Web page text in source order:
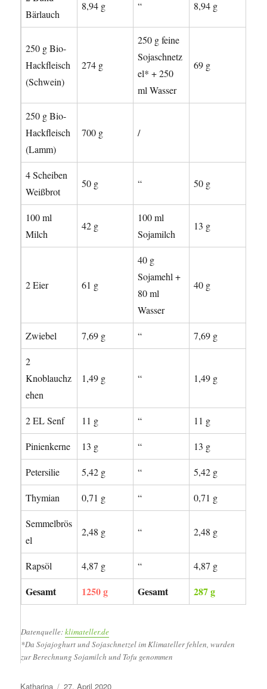
Bärlauch
8,94 g “ 8,94 g
250 g Bio-
Hackfleisch
(Schwein)
274 g
250 g feine
Sojaschnetz
el* + 250
ml Wasser
69 g
250 g Bio-
Hackfleisch
(Lamm)
700 g /
4 Scheiben
Weißbrot
50 g “ 50 g
100 ml
Milch
42 g
100 ml
Sojamilch
13 g
2 Eier 61 g
40 g
Sojamehl +
80 ml
Wasser
40 g
Zwiebel 7,69 g “ 7,69 g
2
Knoblauchz
ehen
1,49 g “ 1,49 g
2 EL Senf 11 g “ 11 g
Pinienkerne 13 g “ 13 g
Petersilie 5,42 g “ 5,42 g
Thymian 0,71 g “ 0,71 g
Semmelbrös
el
2,48 g “ 2,48 g
Rapsöl 4,87 g “ 4,87 g
Gesamt 1250 g Gesamt 287 g
Datenquelle:klimateller.de
*Da Sojajoghurt und Sojaschnetzel im Klimateller fehlen, wurden
zur Berechnung Sojamilch und Tofu genommen
Autor
Katharina
Veröffentlicht
27. April 2020